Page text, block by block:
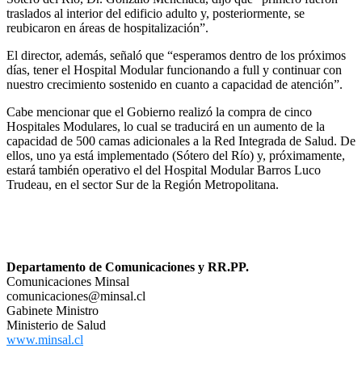
traslados al interior del edificio adulto y, posteriormente, se
reubicaron en áreas de hospitalización”.
El director, además, señaló que “esperamos dentro de los próximos
días, tener el Hospital Modular funcionando a full y continuar con
nuestro crecimiento sostenido en cuanto a capacidad de atención”.
Cabe mencionar que el Gobierno realizó la compra de cinco
Hospitales Modulares, lo cual se traducirá en un aumento de la
capacidad de 500 camas adicionales a la Red Integrada de Salud. De
ellos, uno ya está implementado (Sótero del Río) y, próximamente,
estará también operativo el del Hospital Modular Barros Luco
Trudeau, en el sector Sur de la Región Metropolitana.
Departamento de Comunicaciones y RR.PP.
Comunicaciones Minsal
comunicaciones@minsal.cl
Gabinete Ministro
Ministerio de Salud
www.minsal.cl